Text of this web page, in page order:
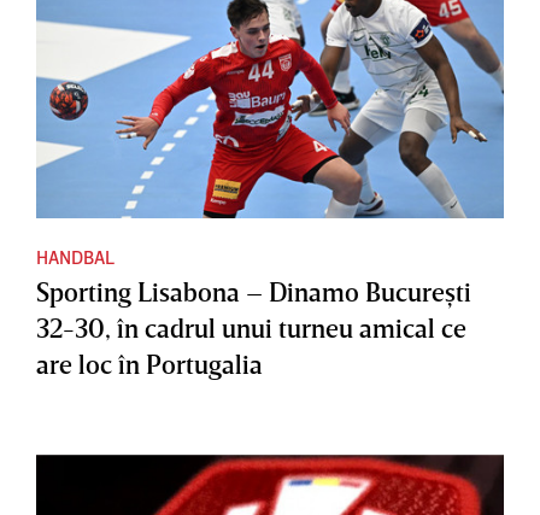
HANDBAL
Sporting Lisabona – Dinamo Bucureşti
32-30, în cadrul unui turneu amical ce
are loc în Portugalia